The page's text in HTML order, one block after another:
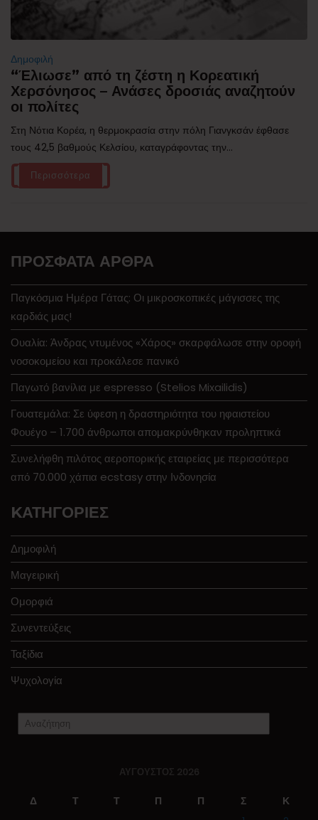
Δημοφιλή
“Έλιωσε” από τη ζέστη η Κορεατική
Χερσόνησος – Ανάσες δροσιάς αναζητούν
οι πολίτες
Στη Νότια Κορέα, η θερμοκρασία στην πόλη Γιανγκσάν έφθασε
τους 42,5 βαθμούς Κελσίου, καταγράφοντας την...
Περισσότερα
ΠΡΌΣΦΑΤΑ ΆΡΘΡΑ
Παγκόσμια Ημέρα Γάτας: Οι μικροσκοπικές μάγισσες της
καρδιάς μας!
Ουαλία: Άνδρας ντυμένος «Χάρος» σκαρφάλωσε στην οροφή
νοσοκομείου και προκάλεσε πανικό
Παγωτό βανίλια με espresso (Stelios Mixailidis)
Γουατεμάλα: Σε ύφεση η δραστηριότητα του ηφαιστείου
Φουέγο – 1.700 άνθρωποι απομακρύνθηκαν προληπτικά
Συνελήφθη πιλότος αεροπορικής εταιρείας με περισσότερα
από 70.000 χάπια ecstasy στην Ινδονησία
KΑΤΗΓΟΡΊΕΣ
Δημοφιλή
Μαγειρική
Ομορφιά
Συνεντεύξεις
Ταξίδια
Ψυχολογία
ΑΎΓΟΥΣΤΟΣ 2026
Δ Τ Τ Π Π Σ
Κ